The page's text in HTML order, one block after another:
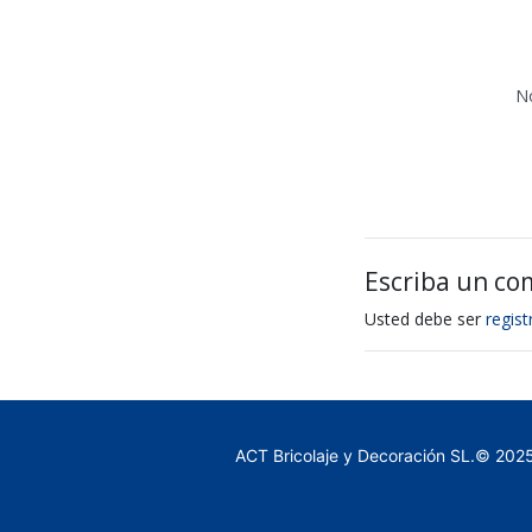
Escriba un
Usted debe ser
ACT Bricolaje y Decoración SL.©